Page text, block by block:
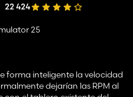
22 424
25
forma inteligente la velocidad
dejarían las RPM al